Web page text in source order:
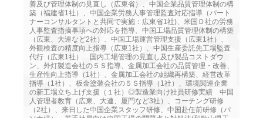
善及び管理体制の見直し（広東省）、中国企業品質管理体制の構
築（福建省1社）、中国企業労務人事管理監査対応指導（パート
ナーコンサルタントと共同で実施：広東省1社)、米国Ｄ社の労務
人事監査指摘事項への対応を指導、中国工場品質管理体制の構築
（広東、大連など2社）、中国工場運営管理支援（広東1社）、
外観検査の精度向上指導（広東1社）、中国生産委託先工場監査
代行（広東1社） 国内工場管理の見直し及び製品コストダウ
ン、外灯製造会社の５Ｓ指導、金属加工会社の品質管理・改善、
生産性向上指導（1社）、金属加工会社の組織再構築、経営改革
指導（1社）、板金塗装会社の５Ｓ指導（1社）、環境関連企業
の新工場立ち上げ支援（１社）◎製造業向け社員研修実績 中国
人管理者教育（広東、大連、厦門など3社）、コーチング研修
（2社）、来日した中国企業スタッフ研修、中国赴任前研修（パ